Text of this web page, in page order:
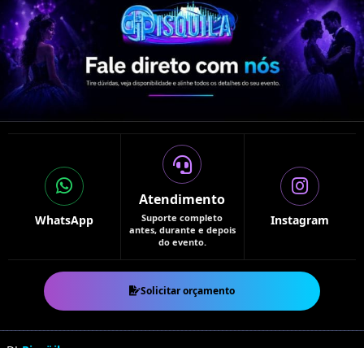
WhatsApp
Atendimento
Suporte completo
antes, durante e depois
do evento.
Instagram
Solicitar orçamento